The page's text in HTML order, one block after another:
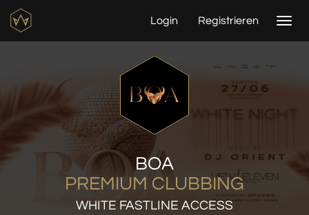
Login Registrieren
BOA
PREMIUM CLUBBING
WHITE FASTLINE ACCESS